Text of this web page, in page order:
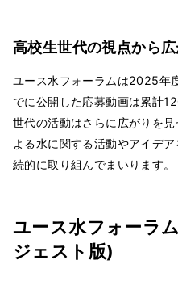
高校生世代の視点から
ユース水フォーラムは2025年
でに公開した応募動画は累計
世代の活動はさらに広がりを
よる水に関する活動やアイデ
続的に取り組んでまいります。
ユース水フォーラ
ジェスト版)